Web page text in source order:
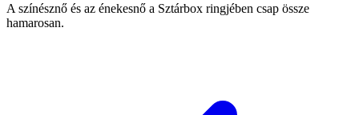
A színésznő és az énekesnő a Sztárbox ringjében csap össze
hamarosan.